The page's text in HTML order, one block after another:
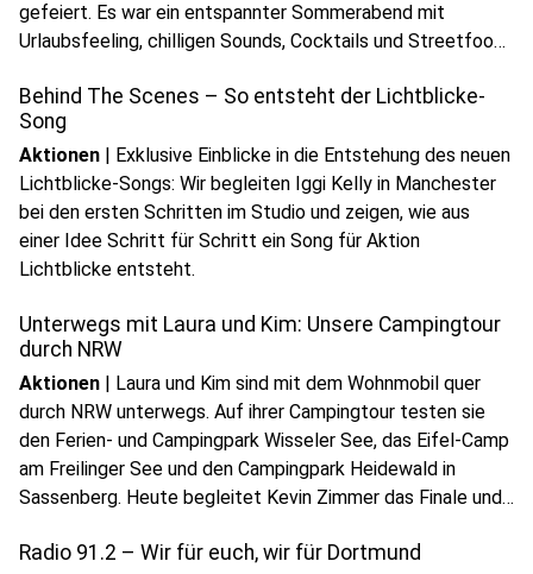
gefeiert. Es war ein entspannter Sommerabend mit
Urlaubsfeeling, chilligen Sounds, Cocktails und Streetfood
play_circleAudio anhören
Behind The Scenes – So entsteht der Lichtblicke-
Song
Aktionen | Exklusive Einblicke in die Entstehung des neuen
Lichtblicke-Songs: Wir begleiten Iggi Kelly in Manchester
bei den ersten Schritten im Studio und zeigen, wie aus
einer Idee Schritt für Schritt ein Song für Aktion
Lichtblicke entsteht.
Unterwegs mit Laura und Kim: Unsere Campingtour
durch NRW
Aktionen | Laura und Kim sind mit dem Wohnmobil quer
durch NRW unterwegs. Auf ihrer Campingtour testen sie
den Ferien- und Campingpark Wisseler See, das Eifel-Camp
am Freilinger See und den Campingpark Heidewald in
Sassenberg. Heute begleitet Kevin Zimmer das Finale und
Radio 91.2 – Wir für euch, wir für Dortmund